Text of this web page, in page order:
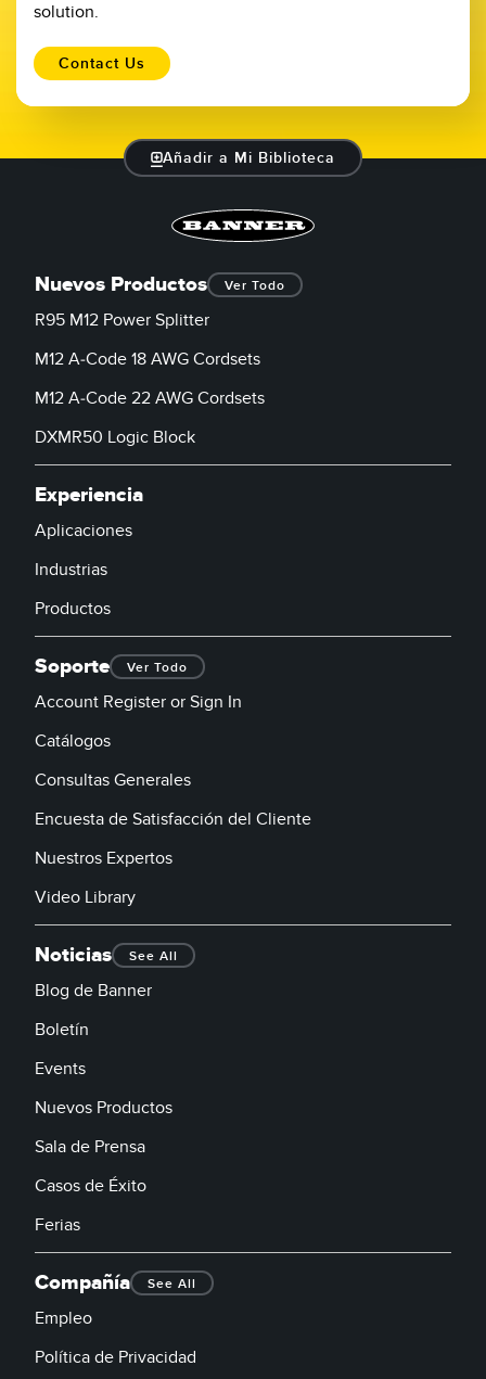
solution.
Contact Us
Añadir a Mi Biblioteca
Nuevos Productos Ver Todo
R95 M12 Power Splitter
M12 A-Code 18 AWG Cordsets
M12 A-Code 22 AWG Cordsets
DXMR50 Logic Block
Experiencia
Aplicaciones
Industrias
Productos
Soporte Ver Todo
Account Register or Sign In
Catálogos
Consultas Generales
Encuesta de Satisfacción del Cliente
Nuestros Expertos
Video Library
Noticias See All
Blog de Banner
Boletín
Events
Nuevos Productos
Sala de Prensa
Casos de Éxito
Ferias
Compañía See All
Empleo
Política de Privacidad